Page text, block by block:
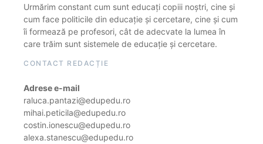
Urmărim constant cum sunt educați copiii noștri, cine și
cum face politicile din educație și cercetare, cine și cum
îi formează pe profesori, cât de adecvate la lumea în
care trăim sunt sistemele de educație și cercetare.
CONTACT REDACȚIE
Adrese e-mail
raluca.pantazi@edupedu.ro
mihai.peticila@edupedu.ro
costin.ionescu@edupedu.ro
alexa.stanescu@edupedu.ro